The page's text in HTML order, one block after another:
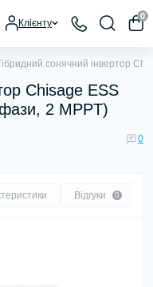
Клієнту
0
сонячний інвертор
Chisage ESS
2 MPPT)
0
Відгуки 0